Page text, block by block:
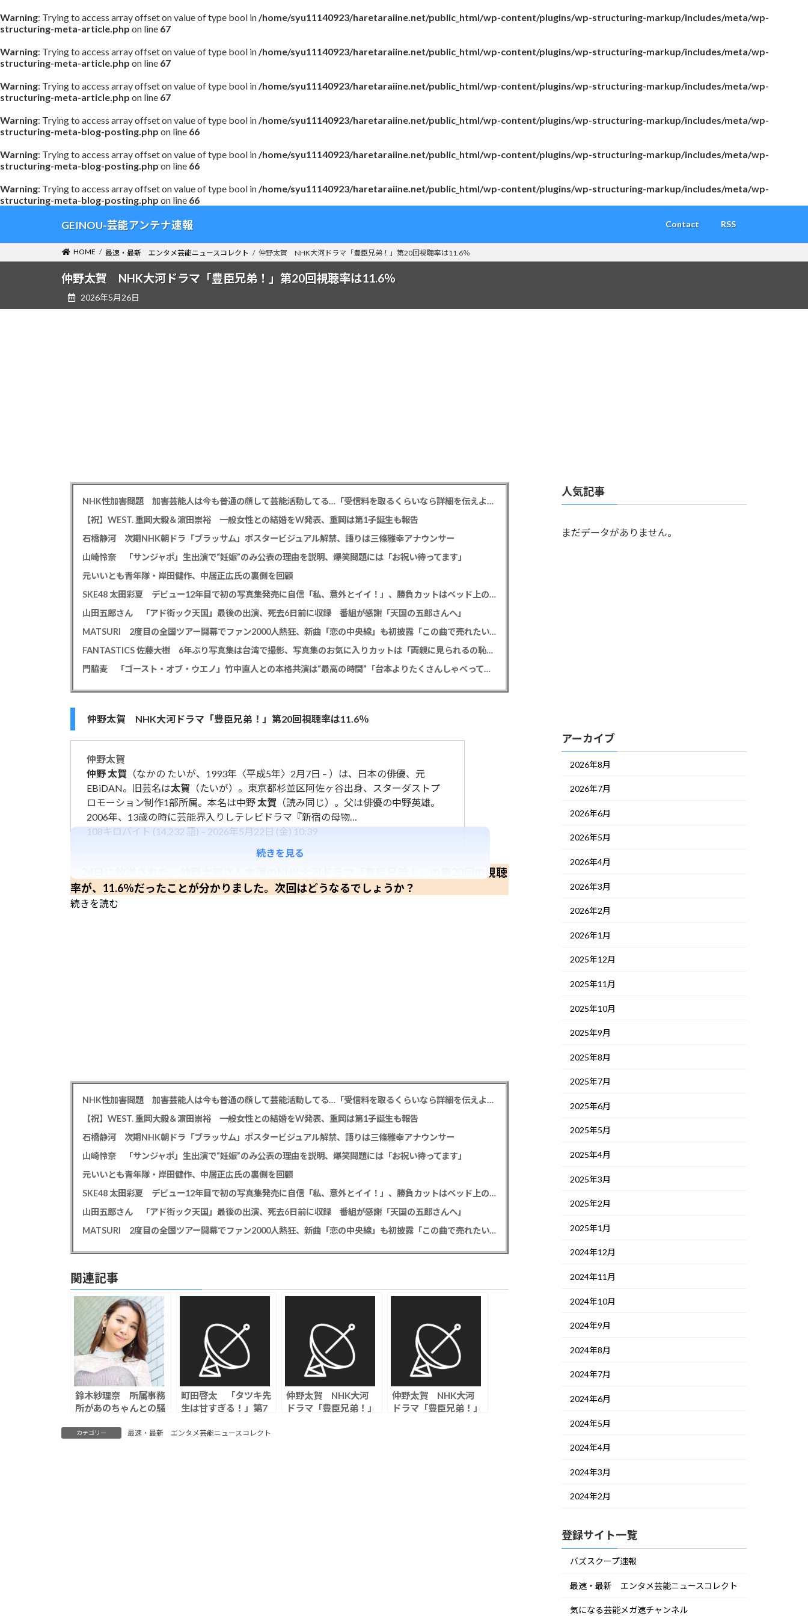
Warning: Trying to access array offset on value of type bool in/home/syu11140923/haretaraiine.net/public_html/wp-content/plugins/wp-structuring-markup/includes/meta/wp-
structuring-meta-article.php on line 67
Warning: Trying to access array offset on value of type bool in/home/syu11140923/haretaraiine.net/public_html/wp-content/plugins/wp-structuring-markup/includes/meta/wp-
structuring-meta-article.php on line 67
Warning: Trying to access array offset on value of type bool in/home/syu11140923/haretaraiine.net/public_html/wp-content/plugins/wp-structuring-markup/includes/meta/wp-
structuring-meta-article.php on line 67
Warning: Trying to access array offset on value of type bool in/home/syu11140923/haretaraiine.net/public_html/wp-content/plugins/wp-structuring-markup/includes/meta/wp-
structuring-meta-blog-posting.php on line 66
Warning: Trying to access array offset on value of type bool in/home/syu11140923/haretaraiine.net/public_html/wp-content/plugins/wp-structuring-markup/includes/meta/wp-
structuring-meta-blog-posting.php on line 66
Warning: Trying to access array offset on value of type bool in/home/syu11140923/haretaraiine.net/public_html/wp-content/plugins/wp-structuring-markup/includes/meta/wp-
structuring-meta-blog-posting.php on line 66
テ
ゲ
GEINOU-芸能アンテナ速報 Contact RSS
HOME 最速・最新 エンタメ芸能ニュースコレクト 仲野太賀 NHK大河ドラマ「豊臣兄弟！」第20回視聴率は11.6％
仲野太賀 NHK大河ドラマ「豊臣兄弟！」第20回視聴率は11.6％
2026年5月26日
NHK性加害問題 加害芸能人は今も普通の顔して芸能活動してる…「受信料を取るくらいなら詳細を伝えよ」視聴者からは批判の声
【祝】WEST. 重岡大毅＆濵田崇裕 一般女性との結婚をW発表、重岡は第1子誕生も報告
石橋静河 次期NHK朝ドラ「ブラッサム」ポスタービジュアル解禁、語りは三條雅幸アナウンサー
山崎怜奈 「サンジャポ」生出演で“妊娠”のみ公表の理由を説明、爆笑問題には「お祝い待ってます」
元いいとも青年隊・岸田健作、中居正広氏の裏側を回顧
SKE48 太田彩夏 デビュー12年目で初の写真集発売に自信「私、意外とイイ！」、勝負カットはベッド上のヌーディーな姿
山田五郎さん 「アド街ック天国」最後の出演、死去6日前に収録 番組が感謝「天国の五郎さんへ」
MATSURI 2度目の全国ツアー開幕でファン2000人熱狂、新曲「恋の中央線」も初披露「この曲で売れたいよ！」
FANTASTICS 佐藤大樹 6年ぶり写真集は台湾で撮影、写真集のお気に入りカットは「両親に見られるの恥ずかしい」
門脇麦 「ゴースト・オブ・ウエノ」竹中直人との本格共演は“最高の時間”「台本よりたくさんしゃべってた」
仲野太賀 NHK大河ドラマ「豊臣兄弟！」第20回視聴率は11.6％
仲野太賀
仲野 太賀 （なかの たいが、1993年〈平成5年〉2月7日 – ）は、日本の俳優、元
EBiDAN。旧芸名は太賀 （たいが）。東京都杉並区阿佐ヶ谷出身、スターダストプ
ロモーション制作1部所属。本名は中野 太賀 （読み同じ）。父は俳優の中野英雄。
2006年、13歳の時に芸能界入りしテレビドラマ『新宿の母物…
108キロバイト (14,232 語) – 2026年5月22日 (金) 10:39
24日に放送された、仲野太賀さん主演のNHK大河ドラマ「豊臣兄弟！」の第20回の視聴
率が、11.6％だったことが分かりました。次回はどうなるでしょうか？
続きを読む
続きを見る
NHK性加害問題 加害芸能人は今も普通の顔して芸能活動してる…「受信料を取るくらいなら詳細を伝えよ」視聴者からは批判の声
【祝】WEST. 重岡大毅＆濵田崇裕 一般女性との結婚をW発表、重岡は第1子誕生も報告
石橋静河 次期NHK朝ドラ「ブラッサム」ポスタービジュアル解禁、語りは三條雅幸アナウンサー
山崎怜奈 「サンジャポ」生出演で“妊娠”のみ公表の理由を説明、爆笑問題には「お祝い待ってます」
元いいとも青年隊・岸田健作、中居正広氏の裏側を回顧
SKE48 太田彩夏 デビュー12年目で初の写真集発売に自信「私、意外とイイ！」、勝負カットはベッド上のヌーディーな姿
山田五郎さん 「アド街ック天国」最後の出演、死去6日前に収録 番組が感謝「天国の五郎さんへ」
MATSURI 2度目の全国ツアー開幕でファン2000人熱狂、新曲「恋の中央線」も初披露「この曲で売れたいよ！」
関連記事
鈴木紗理奈 所属事務
所があのちゃんとの騒
「思いの根底にありま
町田啓太 「タツキ先
生は甘すぎる！」第7
仲野太賀 NHK大河
ドラマ「豊臣兄弟！」
仲野太賀 NHK大河
ドラマ「豊臣兄弟！」
カテゴリー 最速・最新 エンタメ芸能ニュースコレクト
人気記事
まだデータがありません。
アーカイブ
2026年8月
2026年7月
2026年6月
2026年5月
2026年4月
2026年3月
2026年2月
2026年1月
2025年12月
2025年11月
2025年10月
2025年9月
2025年8月
2025年7月
2025年6月
2025年5月
2025年4月
2025年3月
2025年2月
2025年1月
2024年12月
2024年11月
2024年10月
2024年9月
2024年8月
2024年7月
2024年6月
2024年5月
2024年4月
2024年3月
2024年2月
登録サイト一覧
バズスクープ速報
最速・最新 エンタメ芸能ニュースコレクト
気になる芸能メガ速チャンネル